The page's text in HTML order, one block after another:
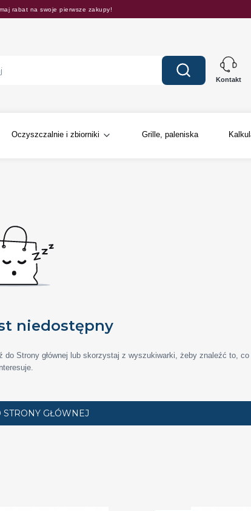
rabat na swoje pierwsze zakupy!
Wyczyść Szukaj Kontakt
Oczyszczalnie i zbiorniki Grille, paleniska
niedostępny
Strony głównej lub skorzystaj z wyszukiwarki, żeby znaleźć to, co
GŁÓWNEJ